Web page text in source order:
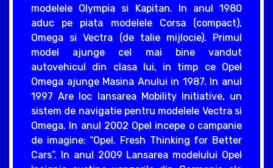
modelele Olympia si Kapitan. In anul 1980
aduc pe piata modelele Corsa (compact),
Omega si Vectra (de talie mijlocie). Primul
model ajunge cel mai bine vandut
autovehicul din clasa lui, in timp ce Opel
Omega ajunge Masina Anului in 1987. In anul
1997 Are loc lansarea Mobility Initiative, un
sistem de navigatie pentru modelele Vectra si
Omega. In anul 2002 Opel incepe o campanie
de imagine: “Opel. Fresh Thinking for Better
Cars”. In anul 2009 Lansarea modelului Opel